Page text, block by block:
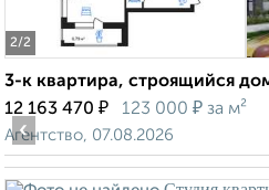
2/2
3-к квартира, строящийся
12 163 470 ₽ 123 000 ₽ за м²
Агентство, 07.08.2026
‹